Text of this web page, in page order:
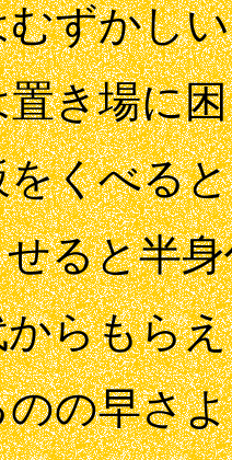
ずかし
き場に
くべる
ると半
らもらえ
の早さよ